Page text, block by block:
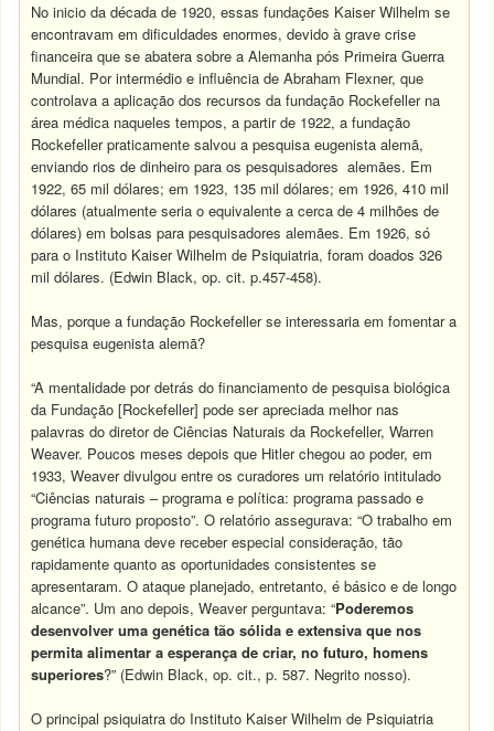
No inicio da década de 1920, essas fundações Kaiser Wilhelm se
encontravam em dificuldades enormes, devido à grave crise
financeira que se abatera sobre a Alemanha pós Primeira Guerra
Mundial. Por intermédio e influência de Abraham Flexner, que
controlava a aplicação dos recursos da fundação Rockefeller na
área médica naqueles tempos, a partir de 1922, a fundação
Rockefeller praticamente salvou a pesquisa eugenista alemã,
enviando rios de dinheiro para os pesquisadores alemães. Em
1922, 65 mil dólares; em 1923, 135 mil dólares; em 1926, 410 mil
dólares (atualmente seria o equivalente a cerca de 4 milhões de
dólares) em bolsas para pesquisadores alemães. Em 1926, só
para o Instituto Kaiser Wilhelm de Psiquiatria, foram doados 326
mil dólares. (Edwin Black, op. cit. p.457-458).
Mas, porque a fundação Rockefeller se interessaria em fomentar a
pesquisa eugenista alemã?
“A mentalidade por detrás do financiamento de pesquisa biológica
da Fundação [Rockefeller] pode ser apreciada melhor nas
palavras do diretor de Ciências Naturais da Rockefeller, Warren
Weaver. Poucos meses depois que Hitler chegou ao poder, em
1933, Weaver divulgou entre os curadores um relatório intitulado
“Ciências naturais – programa e política: programa passado e
programa futuro proposto”. O relatório assegurava: “O trabalho em
genética humana deve receber especial consideração, tão
rapidamente quanto as oportunidades consistentes se
apresentaram. O ataque planejado, entretanto, é básico e de longo
alcance”. Um ano depois, Weaver perguntava: “Poderemos
desenvolver uma genética tão sólida e extensiva que nos
permita alimentar a esperança de criar, no futuro, homens
superiores?” (Edwin Black, op. cit., p. 587. Negrito nosso).
O principal psiquiatra do Instituto Kaiser Wilhelm de Psiquiatria